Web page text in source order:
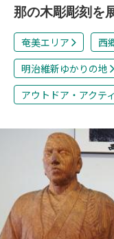
那の木彫彫刻を
奄美エリア
西
明治維新ゆかりの地
アウトドア・アクテ